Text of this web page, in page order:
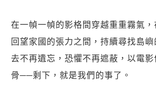
在一幀一幀的影格間穿越重重霧氣，
回望家國的張力之間，持續尋找島
去不再遺忘，恐懼不再遮蔽，以電
骨──剩下，就是我們的事了。